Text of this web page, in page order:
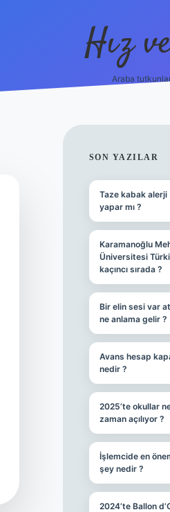
Hız
Araba
SON YAZILAR
Taze kabak alerji
yapar mı ?
Karamanoğlu
Üniversitesi
kaçıncı sırada ?
Bir elin sesi var
ne anlama gelir ?
Avans hesap
nedir ?
2025’te okullar
zaman açılıyor ?
İşlemcide en
şey nedir ?
2024’te Ballon